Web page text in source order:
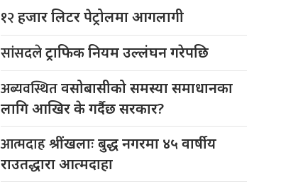
१२हजार लिटर पेट्रोलमा आगलागी
सांसदलेट्राफिक नियम उल्लंघन गरेपछि
अब्यवस्थितवसोबासीको समस्या समाधानका
लागि आखिर के गर्दैछ सरकार?
आत्मदाहश्रींखलाः बुद्ध नगरमा ४५ वार्षीय
राउतद्धारा आत्मदाहा